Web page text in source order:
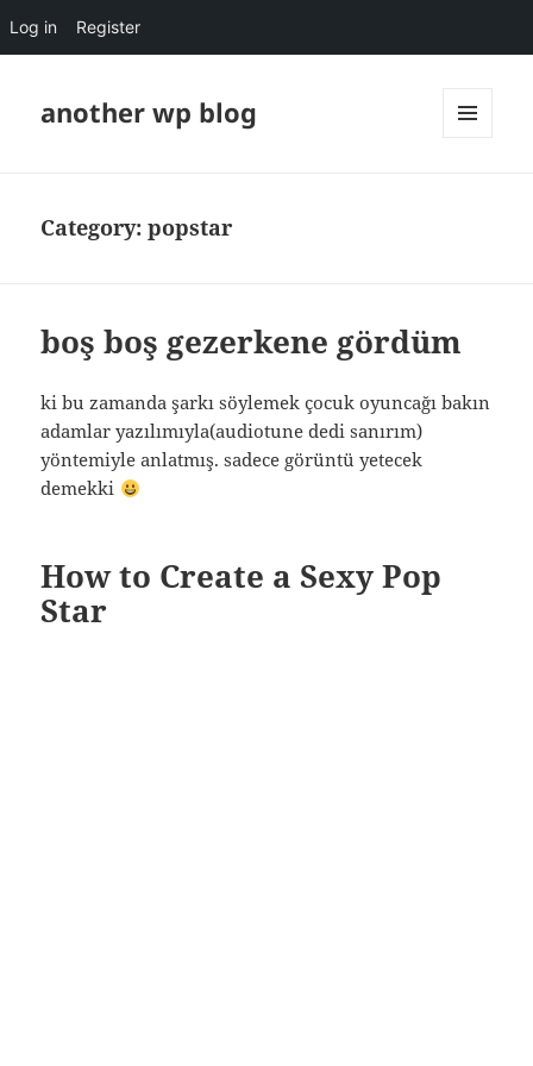
Log in Register
another wp blog
Category:popstar
boş boş gezerkene gördüm
ki bu zamanda şarkı söylemek çocuk oyuncağı bakın
adamlar yazılımıyla(audiotune dedi sanırım)
yöntemiyle anlatmış. sadece görüntü yetecek
demekki
How to Create a Sexy Pop
Star